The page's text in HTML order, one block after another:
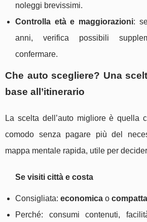
noleggi brevissimi.
Controlla età e maggiorazioni:
anni, verifica possibili
confermare.
Che auto scegliere? Una
base all’itinerario
La scelta dell’auto migliore è quella
comodo senza pagare più del
mappa mentale rapida, utile per
Se visiti città e costa
Consigliata: economica o compatta
Perché: consumi contenuti,